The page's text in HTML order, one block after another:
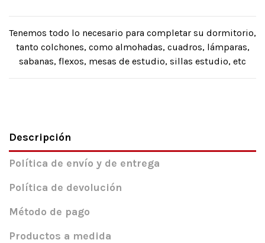
Tenemos todo lo necesario para completar su dormitorio,
tanto colchones, como almohadas, cuadros, lámparas,
sabanas, flexos, mesas de estudio, sillas estudio, etc
Descripción
Política de envío y de entrega
Política de devolución
Método de pago
Productos a medida